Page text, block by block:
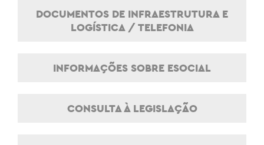
DOCUMENTOS DE INFRAESTRUTURA E
LOGÍSTICA / TELEFONIA
INFORMAÇÕES SOBRE ESOCIAL
CONSULTA À LEGISLAÇÃO